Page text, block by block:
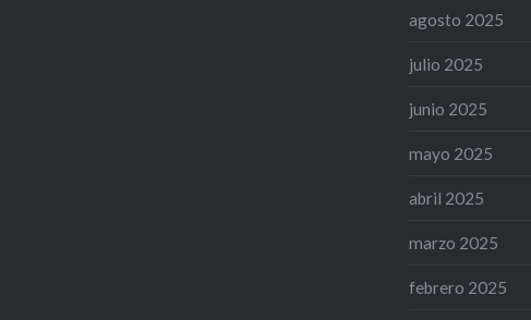
agosto 2025
julio 2025
junio 2025
mayo 2025
abril 2025
marzo 2025
febrero 2025